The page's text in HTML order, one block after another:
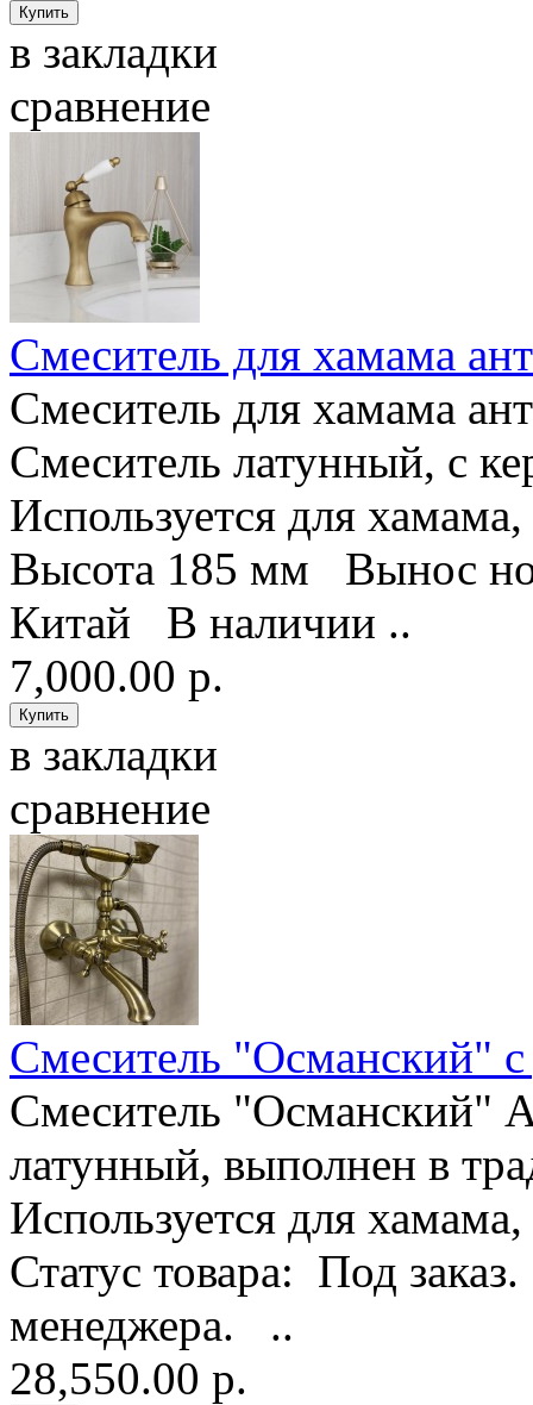
в закладки
сравнение
Смеситель для хамама
Смеситель для хамама
Смеситель латунный, с
Используется для
Высота 185 мм Вынос
Китай В наличии ..
7,000.00 р.
в закладки
сравнение
Смеситель "Османский"
Смеситель "Османский"
латунный, выполнен в
Используется для
Статус товара: Под
менеджера. ..
28,550.00 р.